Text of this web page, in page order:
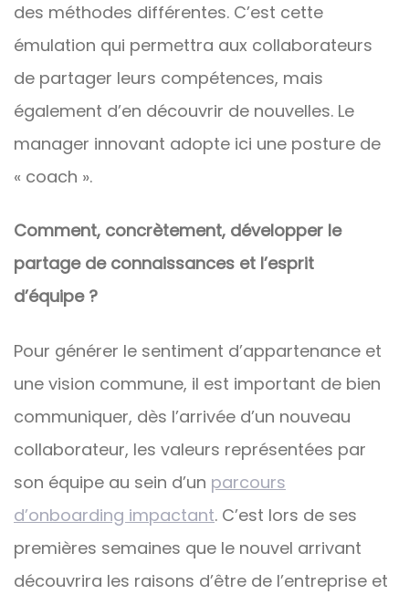
des méthodes différentes. C’est cette
émulation qui permettra aux collaborateurs
de partager leurs compétences, mais
également d’en découvrir de nouvelles. Le
manager innovant adopte ici une posture de
« coach ».
Comment, concrètement, développer le
partage de connaissances et l’esprit
d’équipe ?
Pour générer le sentiment d’appartenance et
une vision commune, il est important de bien
communiquer, dès l’arrivée d’un nouveau
collaborateur, les valeurs représentées par
son équipe au sein d’un parcours
d’onboarding impactant. C’est lors de ses
premières semaines que le nouvel arrivant
découvrira les raisons d’être de l’entreprise et